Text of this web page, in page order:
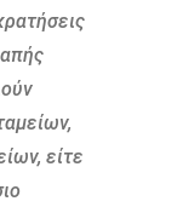
είτε